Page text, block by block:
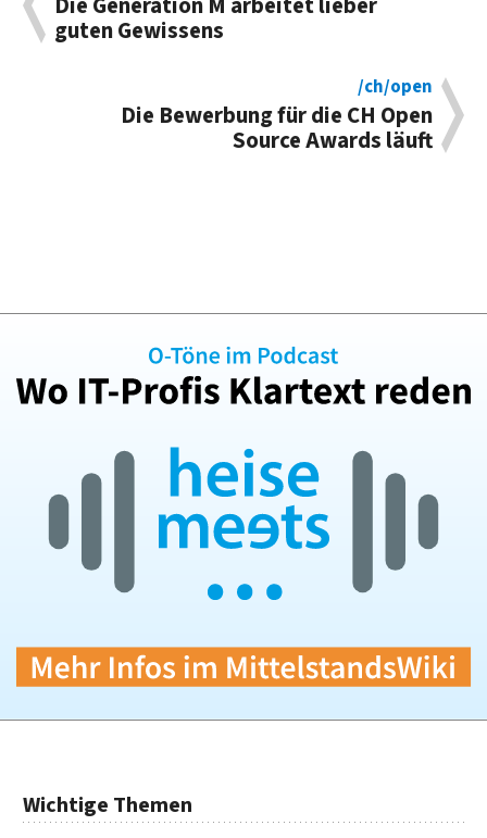
guten Gewissens
/ch/open
Die Bewerbung für die CH Open
Source Awards läuft
Wichtige Themen